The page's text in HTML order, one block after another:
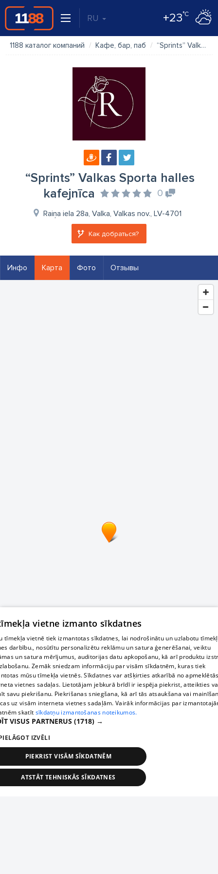
RU +23°C
1188 каталог компаний Кафе, бар, паб “Sprints” Valkas Sporta halles kafejnīca
“Sprints” Valkas Sporta halles
kafejnīca
0
Raiņa iela 28a, Valka, Valkas nov., LV-4701
Как добраться?
Инфо Карта Фото Отзывы
vietne izmanto sīkdatnes
tīmekļa vietnē tiek izmantotas sīkdatnes, lai nodrošinātu un uzlabotu
darbību., nosūtītu personalizētu reklāmu un satura ģenerēšanai, veiktu
un satura mērījumus, auditorijas datu apkopošanu, kā arī produktu
Zemāk sniedzam informāciju par visām sīkdatnēm, kuras tiek
mūsu tīmekļa vietnēs. Sīkdatnes var atšķirties atkarībā no
vietnes sadaļas. Lietotājam jebkurā brīdī ir iespēja piekrist, atteikties
savu piekrišanu. Piekrišanas sniegšana, kā arī tās atsaukšana vai
uz visām interneta vietnes sadaļām. Vairāk informācijas par
skatīt sīkdatņu izmantošanas noteikumos.
VISUS PARTNERUS (1718) →
IZVĒLI
PIEKRIST VISĀM SĪKDATNĒM
ATSTĀT TEHNISKĀS SĪKDATNES